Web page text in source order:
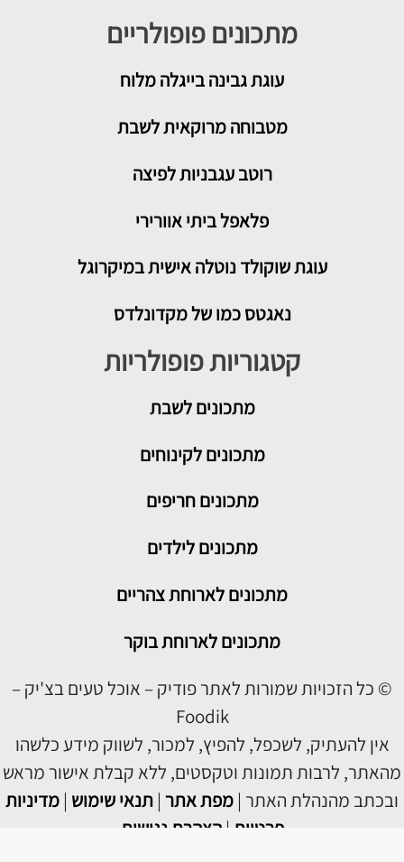
מתכונים פופולריים
עוגת גבינה בייגלה מלוח
מטבוחה מרוקאית לשבת
רוטב עגבניות לפיצה
פלאפל ביתי אוורירי
עוגת שוקולד נוטלה אישית במיקרוגל
נאגטס כמו של מקדונלדס
קטגוריות פופולריות
מתכוניםלשבת
מתכונים לקינוחים
מתכונים חריפים
מתכונים לילדים
מתכונים לארוחת צהריים
מתכונים לארוחת בוקר
© כל הזכויות שמורות לאתר פודיק – אוכל טעים בצ'יק –
Foodik
אין להעתיק, לשכפל, להפיץ, למכור, לשווק מידע כלשהו
מהאתר, לרבות תמונות וטקסטים, ללא קבלת אישור מראש
ובכתב מהנהלת האתר | מפת אתר | תנאי שימוש | מדיניות
פרטיות |הצהרת נגישות